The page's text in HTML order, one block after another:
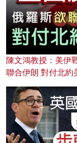
陳文鴻教授：美伊
聯合伊朗 對付北約